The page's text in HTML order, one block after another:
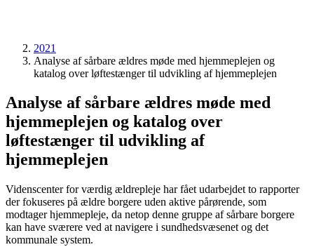
2021
Analyse af sårbare ældres møde med hjemmeplejen og
katalog over løftestænger til udvikling af hjemmeplejen
Analyse af sårbare ældres møde med
hjemmeplejen og katalog over
løftestænger til udvikling af
hjemmeplejen
Videnscenter for værdig ældrepleje har fået udarbejdet to rapporter
der fokuseres på ældre borgere uden aktive pårørende, som
modtager hjemmepleje, da netop denne gruppe af sårbare borgere
kan have sværere ved at navigere i sundhedsvæsenet og det
kommunale system.